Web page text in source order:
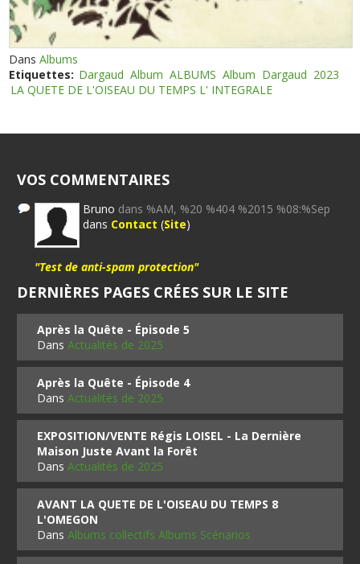
DansAlbums
Etiquettes: Dargaud Album ALBUMS Album Dargaud 2023
LA QUETE DE L'OISEAU DU TEMPS L' INTEGRALE
VOS COMMENTAIRES
Bruno dans %AM, %20 %404 %2015 %08:%Sep
dans Contact (Site)
"Test de anti-spam protection"
DERNIÈRES PAGES CRÉES SUR LE SITE
Après la Quête - Épisode 5
DansActualités de 2025
Après la Quête - Épisode 4
DansActualités de 2025
EXPOSITION/VENTE Régis LOISEL - La Dernière
Maison Juste Avant la Forêt
DansActualités de 2025
AVANT LA QUETE DE L'OISEAU DU TEMPS 8
L'OMEGON
DansAlbums collectifs Albums Scénarios